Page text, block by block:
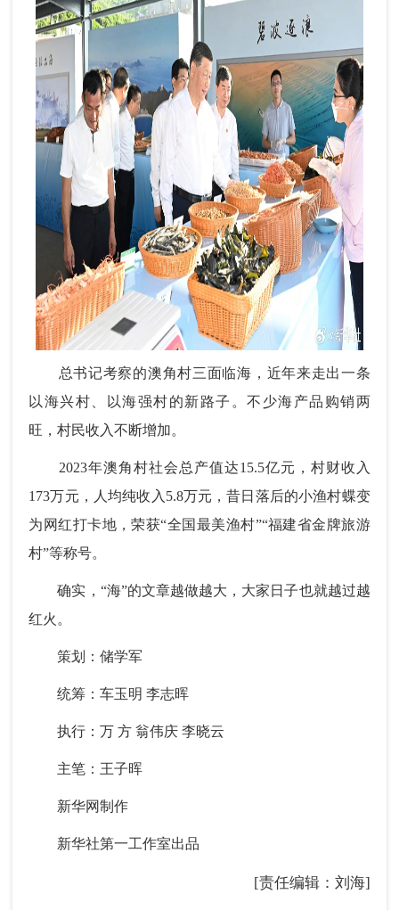
总书记考察的澳角村三面临海，近年来走出一条
以海兴村、以海强村的新路子。不少海产品购销两
旺，村民收入不断增加。
2023年澳角村社会总产值达15.5亿元，村财收入
173万元，人均纯收入5.8万元，昔日落后的小渔村蝶变
为网红打卡地，荣获“全国最美渔村”“福建省金牌旅游
村”等称号。
确实，“海”的文章越做越大，大家日子也就越过越
红火。
策划：储学军
统筹：车玉明 李志晖
执行：万 方 翁伟庆 李晓云
主笔：王子晖
新华网制作
新华社第一工作室出品
[责任编辑：刘海]